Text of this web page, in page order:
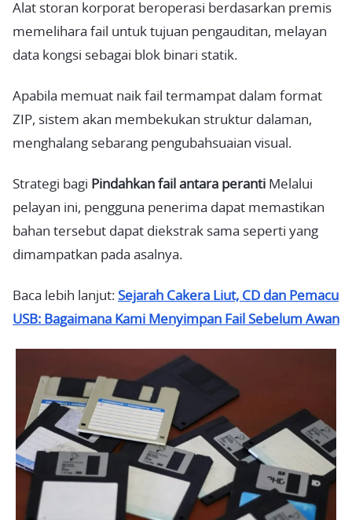
Alat storan korporat beroperasi berdasarkan premis
memelihara fail untuk tujuan pengauditan, melayan
data kongsi sebagai blok binari statik.
Apabila memuat naik fail termampat dalam format
ZIP, sistem akan membekukan struktur dalaman,
menghalang sebarang pengubahsuaian visual.
Strategi bagi Pindahkan fail antara peranti Melalui
pelayan ini, pengguna penerima dapat memastikan
bahan tersebut dapat diekstrak sama seperti yang
dimampatkan pada asalnya.
Baca lebih lanjut: Sejarah Cakera Liut, CD dan Pemacu
USB: Bagaimana Kami Menyimpan Fail Sebelum Awan